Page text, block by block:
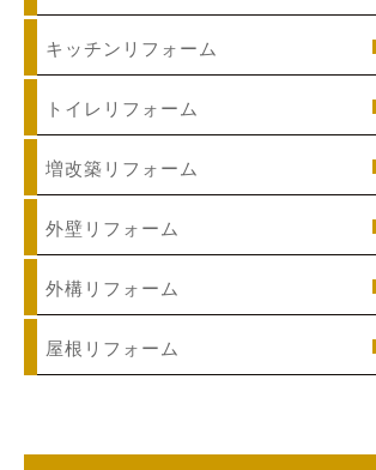
キッチンリフォーム
トイレリフォーム
増改築リフォーム
外壁リフォーム
外構リフォーム
屋根リフォーム